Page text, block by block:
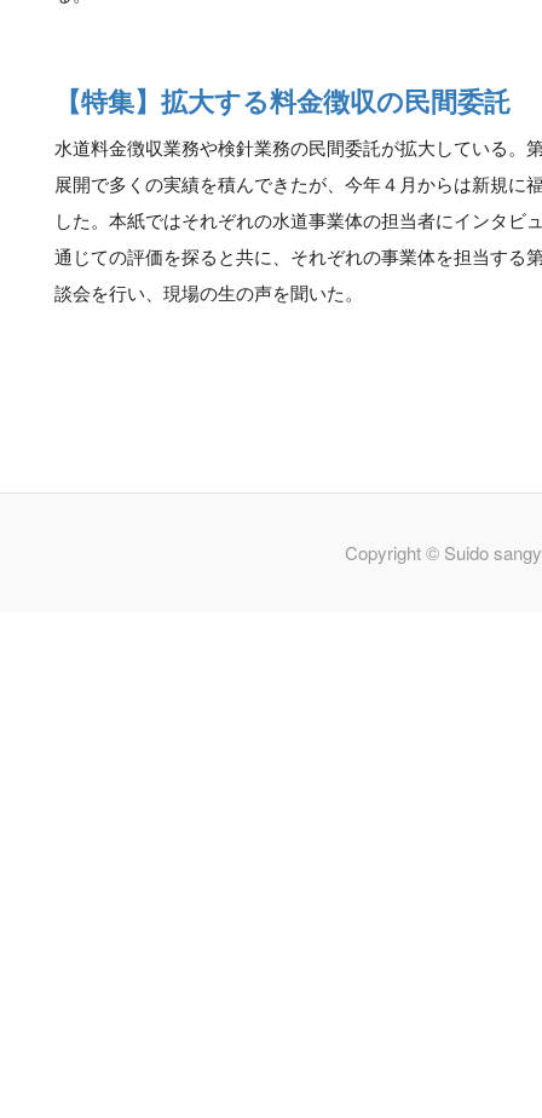
【特集】拡大する料金徴収の民間委託
水道料金徴収業務や検針業務の民間委託が拡大している。
展開で多くの実績を積んできたが、今年４月からは新規に
した。本紙ではそれぞれの水道事業体の担当者にインタビ
通じての評価を探ると共に、それぞれの事業体を担当する
談会を行い、現場の生の声を聞いた。
Copyright © Suido